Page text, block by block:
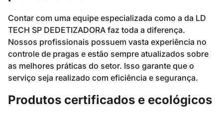
Contar com uma equipe especializada como a da LD
TECH SP DEDETIZADORA faz toda a diferença.
Nossos profissionais possuem vasta experiência no
controle de pragas e estão sempre atualizados sobre
as melhores práticas do setor. Isso garante que o
serviço seja realizado com eficiência e segurança.
Produtos certificados e ecológicos